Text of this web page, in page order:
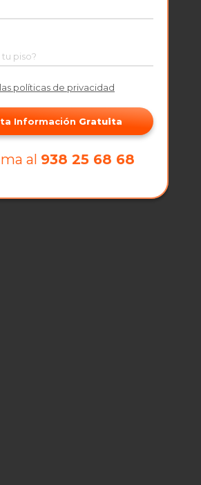
piso?
las políticas de privacidad
Información Gratuita
al 938 25 68 68